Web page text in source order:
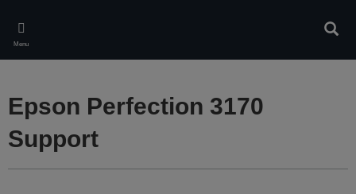
main
content
Menu
Epson Perfection 3170
Support